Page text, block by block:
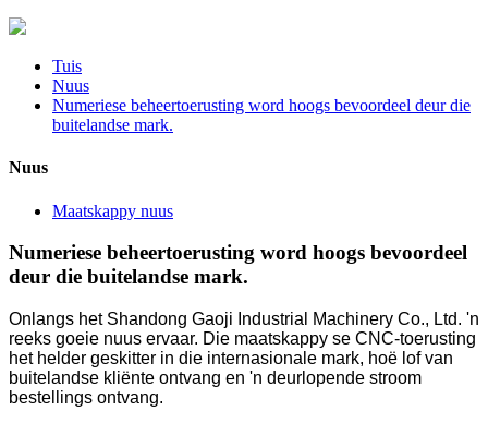
Tuis
Nuus
Numeriese beheertoerusting word hoogs bevoordeel deur die
buitelandse mark.
Nuus
Maatskappy nuus
Numeriese beheertoerusting word hoogs bevoordeel
deur die buitelandse mark.
Onlangs het Shandong Gaoji Industrial Machinery Co., Ltd. 'n
reeks goeie nuus ervaar. Die maatskappy se CNC-toerusting
het helder geskitter in die internasionale mark, hoë lof van
buitelandse kliënte ontvang en 'n deurlopende stroom
bestellings ontvang.